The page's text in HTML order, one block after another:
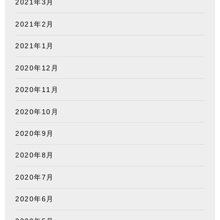
2021年3月
2021年2月
2021年1月
2020年12月
2020年11月
2020年10月
2020年9月
2020年8月
2020年7月
2020年6月